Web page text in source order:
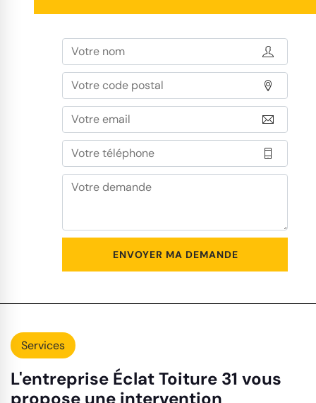
Services
L'entreprise Éclat Toiture 31 vous
propose une intervention